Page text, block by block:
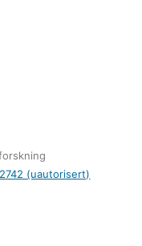
(uautorisert)